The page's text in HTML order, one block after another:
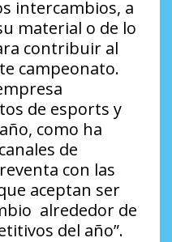
intercambios, a
material o de lo
contribuir al
campeonato.
de esports y
como ha
de
con las
aceptan ser
alrededor de
del año”.